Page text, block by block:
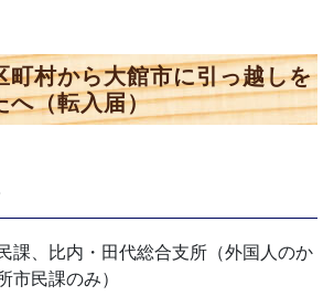
町村から大館市に引っ越しを
へ（転入届）
課、比内・田代総合支所（外国人のか
市民課のみ）